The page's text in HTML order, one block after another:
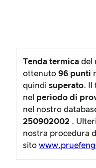
Tenda termica del
ottenuto 96 punti
quindisuperato. Il
nel periodo di
nel nostro
250902002 .
nostra procedura
sito